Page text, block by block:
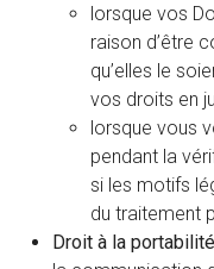
lorsque vos
raison d’être
qu’elles le
vos droits en
lorsque vous
pendant la
si les motifs
du traitement
Droit à la